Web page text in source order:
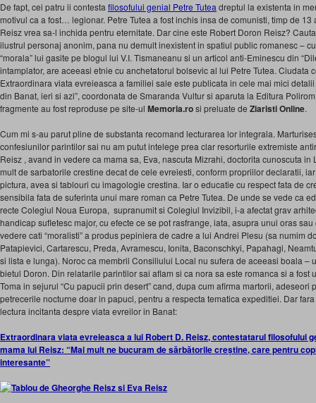
De fapt, cei patru ii contesta filosofului genial Petre Tutea dreptul la existenta in
motivul ca a fost… legionar. Petre Tutea a fost inchis insa de comunisti, timp de 13
Reisz vrea sa-l inchida pentru eternitate. Dar cine este Robert Doron Reisz?
ilustrul personaj anonim, pana nu demult inexistent in spatiul public romanesc –
“morala” lui gasite pe blogul lui V.I. Tismaneanu si un articol anti-Eminescu din
intamplator, are aceeasi etnie cu anchetatorul bolsevic al lui Petre Tutea. Ciudata
Extraordinara viata evreieasca a familiei sale este publicata in cele mai mici
din Banat, ieri si azi”, coordonata de Smaranda Vultur si aparuta la Editura
fragmente au fost reproduse pe site-ul Memoria.rosi preluate de Ziaristi Online.
Cum mi s-au parut pline de substanta recomand lecturarea lor integrala.
confesiunilor parintilor sai nu am putut intelege prea clar resorturile extremiste
Reisz , avand in vedere ca mama sa, Eva, nascuta Mizrahi, doctorita cunoscuta
mult de sarbatorile crestine decat de cele evreiesti, conform propriilor declaratii,
pictura, avea si tablouri cu imagologie crestina. Iar o educatie cu respect fata de
sensibila fata de suferinta unui mare roman ca Petre Tutea. De unde se vede ca
recte Colegiul Noua Europa, supranumit si Colegiul Invizibil, i-a afectat grav
handicap sufletesc major, cu efecte ce se pot rasfrange, iata, asupra unui oras
vedere cati “moralisti” a produs pepiniera de cadre a lui Andrei Plesu (sa numim
Patapievici, Cartarescu, Preda, Avramescu, Ionita, Baconschkyi, Papahagi,
si lista e lunga). Noroc ca membrii Consiliului Local nu sufera de aceeasi boala –
bietul Doron. Din relatarile parintilor sai aflam si ca nora sa este romanca si a fost
Toma in sejurul “Cu papucii prin desert” cand, dupa cum afirma martorii, adeseori
petrecerile nocturne doar in papuci, pentru a respecta tematica expeditiei. Dar
lectura incitanta despre viata evreilor in Banat:
Extraordinara viata evreieasca a lui Robert D. Reisz, contestatarul filosofului
mama lui Reisz: “Mai mult ne bucuram de sărbătorile creștine, care pentru
interesante”